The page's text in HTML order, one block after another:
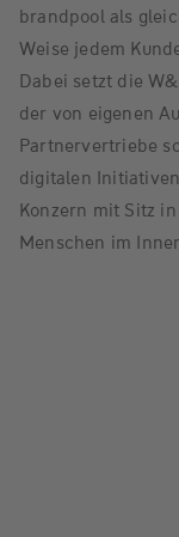
brandpool als
Weise jedem
Dabei setzt die
der von eigenen
Partnervertriebe
digitalen
Konzern mit Sitz
Menschen im